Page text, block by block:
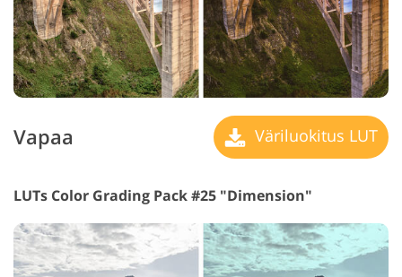
Vapaa Väriluokitus LUT
LUTs Color Grading Pack #25 "Dimension"